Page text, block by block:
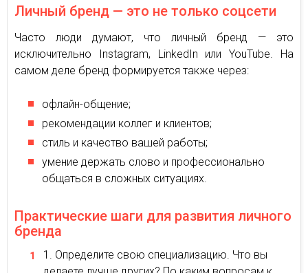
Личный бренд — это не только соцсети
Часто люди думают, что личный бренд — это
исключительно Instagram, LinkedIn или YouTube. На
самом деле бренд формируется также через:
офлайн-общение;
рекомендации коллег и клиентов;
стиль и качество вашей работы;
умение держать слово и профессионально
общаться в сложных ситуациях.
Практические шаги для развития личного
бренда
Определите свою специализацию. Что вы